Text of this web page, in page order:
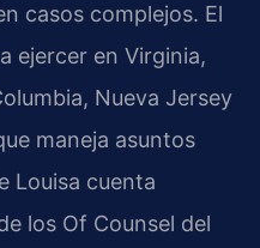
casos complejos. El
ejercer en Virginia,
Nueva Jersey
maneja asuntos
Louisa cuenta
los Of Counsel del